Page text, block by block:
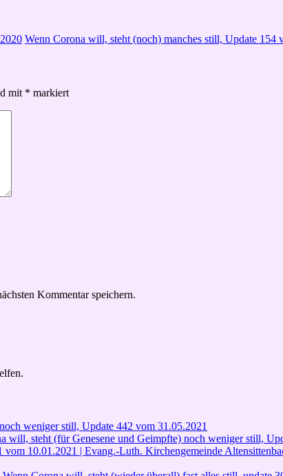
Wenn Corona will, steht (noch) manches still, Update 154
mit * markiert
Kommentar speichern.
weniger still, Update 442 vom 31.05.2021
will, steht (für Genesene und Geimpfte) noch weniger still,
10.01.2021 | Evang.-Luth. Kirchengemeinde